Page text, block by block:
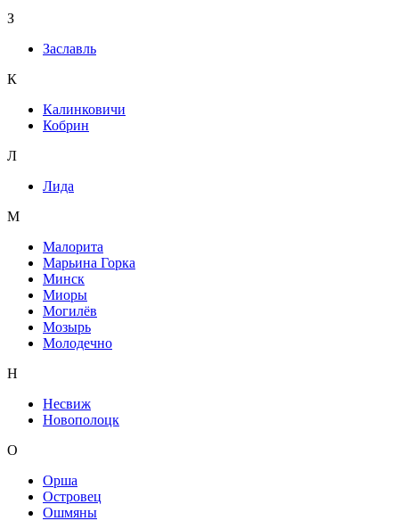
З
Заславль
К
Калинковичи
Кобрин
Л
Лида
М
Малорита
Марьина Горка
Минск
Миоры
Могилёв
Мозырь
Молодечно
Н
Несвиж
Новополоцк
О
Орша
Островец
Ошмяны